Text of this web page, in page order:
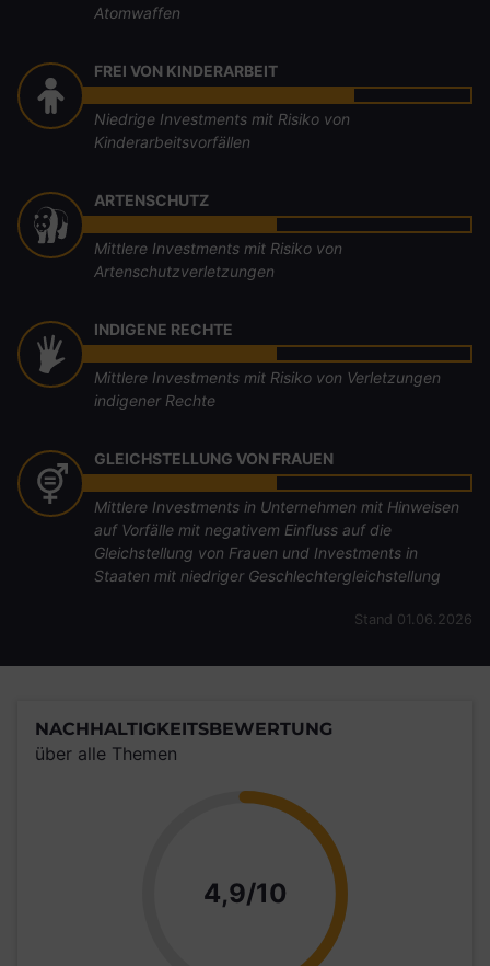
Atomwaffen
FREI VON KINDERARBEIT
Niedrige Investments mit Risiko von
Kinderarbeitsvorfällen
ARTENSCHUTZ
Mittlere Investments mit Risiko von
Artenschutzverletzungen
INDIGENE RECHTE
Mittlere Investments mit Risiko von Verletzungen
indigener Rechte
GLEICHSTELLUNG VON FRAUEN
Mittlere Investments in Unternehmen mit Hinweisen
auf Vorfälle mit negativem Einfluss auf die
Gleichstellung von Frauen und Investments in
Staaten mit niedriger Geschlechtergleichstellung
Stand 01.06.2026
NACHHALTIGKEITSBEWERTUNG
über alle Themen
4,9/10 Punkte